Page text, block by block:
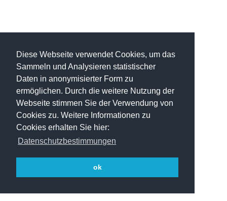
Diese Webseite verwendet Cookies, um das
Sammeln und Analysieren statistischer
Daten in anonymisierter Form zu
ermöglichen. Durch die weitere Nutzung der
Webseite stimmen Sie der Verwendung von
Cookies zu. Weitere Informationen zu
Cookies erhalten Sie hier:
Datenschutzbestimmungen
ok